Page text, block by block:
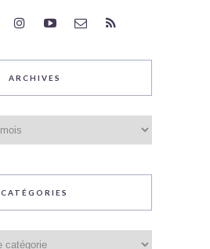
ARCHIVES
CATÉGORIES